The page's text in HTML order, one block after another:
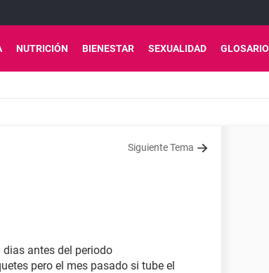
NUTRICIÓN BIENESTAR SEXUALIDAD GLOSARIO
Siguiente Tema
antes del periodo
pero el mes pasado si tube el